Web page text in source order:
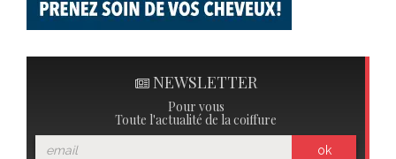
NEWSLETTER
Pour vous
Toute l'actualité de la coiffure
ok